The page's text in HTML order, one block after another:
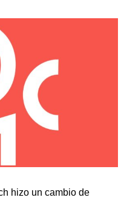
hizo un cambio de